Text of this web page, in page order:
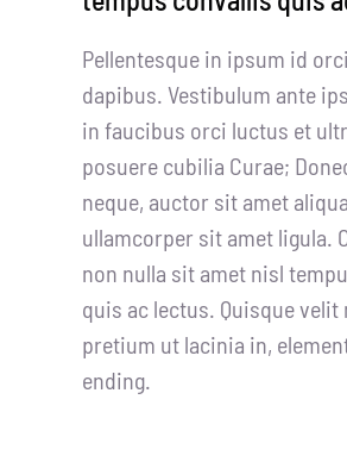
Pellentesque in ipsum id
dapibus. Vestibulum ante
in faucibus orci luctus et
posuere cubilia Curae;
neque, auctor sit amet
ullamcorper sit amet ligula.
non nulla sit amet nisl
quis ac lectus. Quisque velit
pretium ut lacinia in,
ending.